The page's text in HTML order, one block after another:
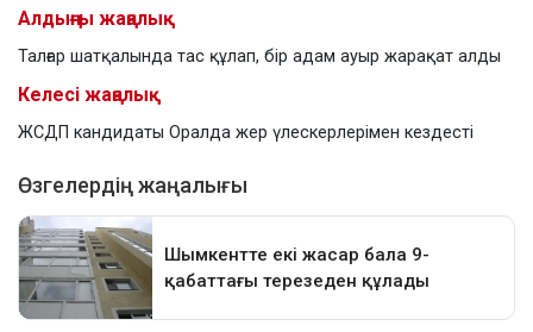
Алдыңғы жаңалық
Талғар шатқалында тас құлап, бір адам ауыр жарақат алды
Келесі жаңалық
ЖСДП кандидаты Оралда жер үлескерлерімен кездесті